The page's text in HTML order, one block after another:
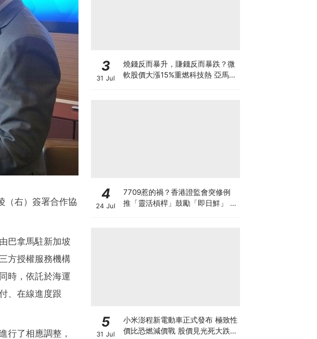
（右）簽署合作協
巴拿馬駐新加坡
方授權服務機構
時，依託於海運
、在線進度跟
行了相應調整，
3
31 Jul
燒錢反而暴升，賺錢反而暴跌？微
軟股價大漲15%重燃科技熱 亞馬遜
4
24 Jul
7709惹的禍？香港證監會突修例
推「靈活槓桿」鼓勵「即日鮮」 韓
5
31 Jul
小米澎程新電動車正式發布 極致性
價比恐燃減價戰 股價見光死大跌